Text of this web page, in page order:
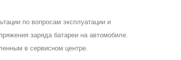
по вопросам эксплуатации и
заряда батареи на автомобиле.
в сервисном центре.